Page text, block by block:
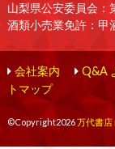
山梨県公安委員会
酒類小売業免許：甲
会社案内 Q&A
トマップ
©Copyright2026万代書店